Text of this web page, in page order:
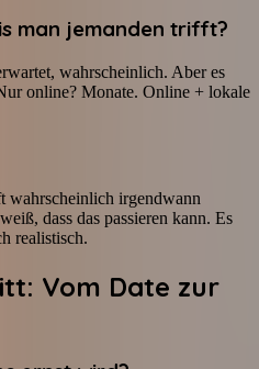
man jemanden trifft?
wahrscheinlich. Aber es
online? Monate. Online + lokale
wahrscheinlich irgendwann
dass das passieren kann. Es
realistisch.
Vom Date zur